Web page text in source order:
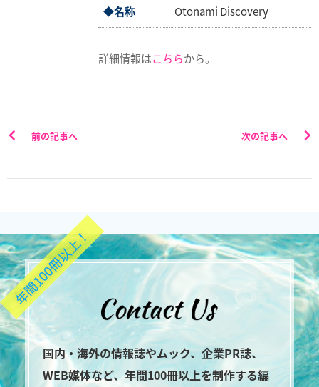
◆名称 Otonami Discovery
詳細情報はこちらから。
前の記事へ 次の記事へ
年間100冊以上！
国内・海外の情報誌やムック、企業PR誌、
WEB媒体など、年間100冊以上を制作する編